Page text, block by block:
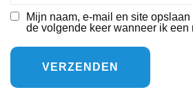
Mijn naam, e-mail en site
de volgende keer wanneer ik een